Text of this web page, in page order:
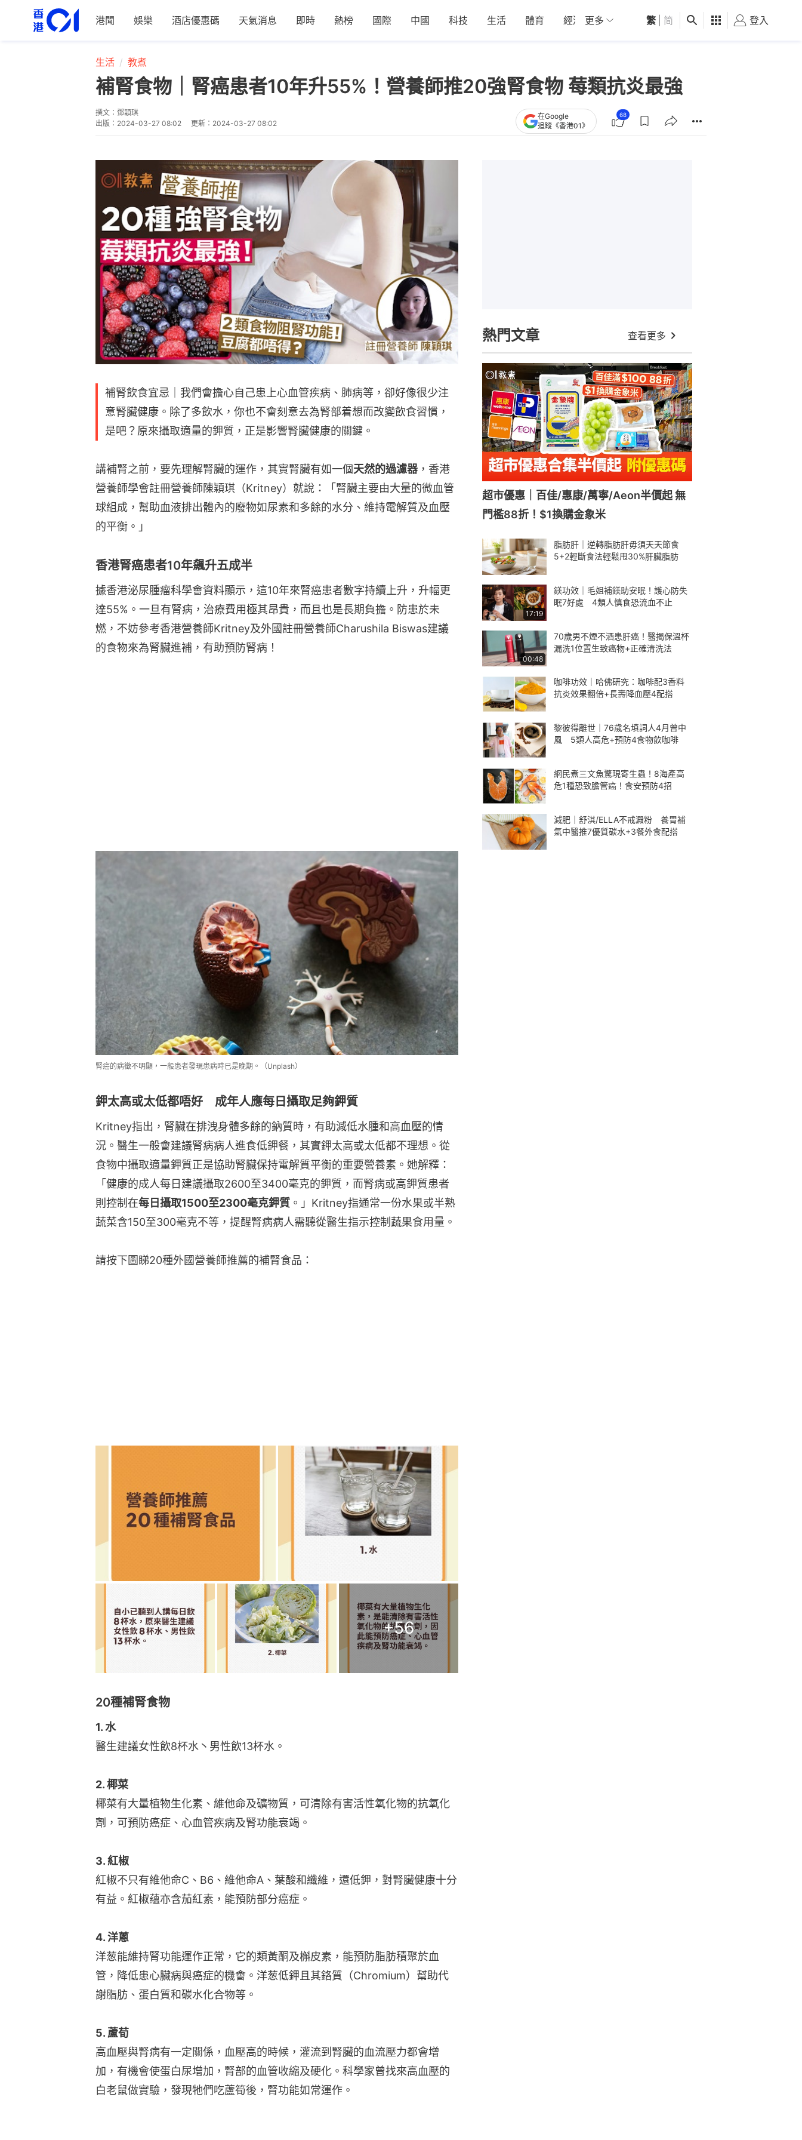
港聞 娛樂 酒店優惠碼 天氣消息 即時 熱榜 國際 中國 科技 生活 體育 經濟 01深圳 觀點 健康 好食玩飛
更多 繁 简 登入
生活 教煮
補腎食物｜腎癌患者10年升55%！營養師推20強腎食物 莓類抗炎最強
撰文： 鄧穎琪
出版： 2024-03-27 08:02 更新： 2024-03-27 08:02
在Google
追蹤《香港01》
68
補腎飲食宜忌｜我們會擔心自己患上心血管疾病、肺病等，卻好像很少注
意腎臟健康。除了多飲水，你也不會刻意去為腎部着想而改變飲食習慣，
是吧？原來攝取適量的鉀質，正是影響腎臟健康的關鍵。
講補腎之前，要先理解腎臟的運作，其實腎臟有如一個天然的過濾器 ，香港
營養師學會註冊營養師陳穎琪（Kritney）就說：「腎臟主要由大量的微血管
球組成，幫助血液排出體內的廢物如尿素和多餘的水分、維持電解質及血壓
的平衡。」
香港腎癌患者10年飆升五成半
據香港泌尿腫瘤科學會資料顯示，這10年來腎癌患者數字持續上升，升幅更
達55%。一旦有腎病，治療費用極其昂貴，而且也是長期負擔。防患於未
燃，不妨參考香港營養師Kritney及外國註冊營養師Charushila Biswas建議
的食物來為腎臟進補，有助預防腎病！
腎癌的病徵不明顯，一般患者發現患病時已是晚期。（Unplash）
鉀太高或太低都唔好 成年人應每日攝取足夠鉀質
Kritney指出，腎臟在排洩身體多餘的鈉質時，有助減低水腫和高血壓的情
況。醫生一般會建議腎病病人進食低鉀餐，其實鉀太高或太低都不理想。從
食物中攝取適量鉀質正是協助腎臟保持電解質平衡的重要營養素。她解釋：
「健康的成人每日建議攝取2600至3400毫克的鉀質，而腎病或高鉀質患者
則控制在每日攝取1500至2300毫克鉀質 。」Kritney指通常一份水果或半熟
蔬菜含150至300毫克不等，提醒腎病病人需聽從醫生指示控制蔬果食用量。
請按下圖睇20種外國營養師推薦的補腎食品：
+56
20種補腎食物
1. 水
醫生建議女性飲8杯水丶男性飲13杯水。
2. 椰菜
椰菜有大量植物生化素、維他命及礦物質，可清除有害活性氧化物的抗氧化
劑，可預防癌症、心血管疾病及腎功能衰竭。
3. 紅椒
紅椒不只有維他命C、B6、維他命A、葉酸和纖維，還低鉀，對腎臟健康十分
有益。紅椒蘊亦含茄紅素，能預防部分癌症。
4. 洋蔥
洋葱能維持腎功能運作正常，它的類黃酮及槲皮素，能預防脂肪積聚於血
管，降低患心臟病與癌症的機會。洋葱低鉀且其鉻質（Chromium）幫助代
謝脂肪、蛋白質和碳水化合物等。
5. 蘆荀
高血壓與腎病有一定關係，血壓高的時候，灌流到腎臟的血流壓力都會增
加，有機會使蛋白尿增加，腎部的血管收縮及硬化。科學家曾找來高血壓的
白老鼠做實驗，發現牠們吃蘆筍後，腎功能如常運作。
熱門文章 查看更多
超市優惠｜百佳/惠康/萬寧/Aeon半價起 無
門檻88折！$1換購金象米
脂肪肝｜逆轉脂肪肝毋須天天節食
5+2輕斷食法輕鬆甩30%肝臟脂肪
17:19
鎂功效｜毛姐補鎂助安眠！護心防失
眠7好處 4類人慎食恐流血不止
00:48
70歲男不煙不酒患肝癌！醫揭保溫杯
漏洗1位置生致癌物+正確清洗法
咖啡功效｜哈佛研究：咖啡配3香料
抗炎效果翻倍+長壽降血壓4配搭
黎彼得離世｜76歲名填詞人4月曾中
風 5類人高危+預防4食物飲咖啡
網民煮三文魚驚現寄生蟲！8海產高
危1種恐致膽管癌！食安預防4招
減肥｜舒淇/ELLA不戒澱粉 養胃補
氣中醫推7優質碳水+3餐外食配搭